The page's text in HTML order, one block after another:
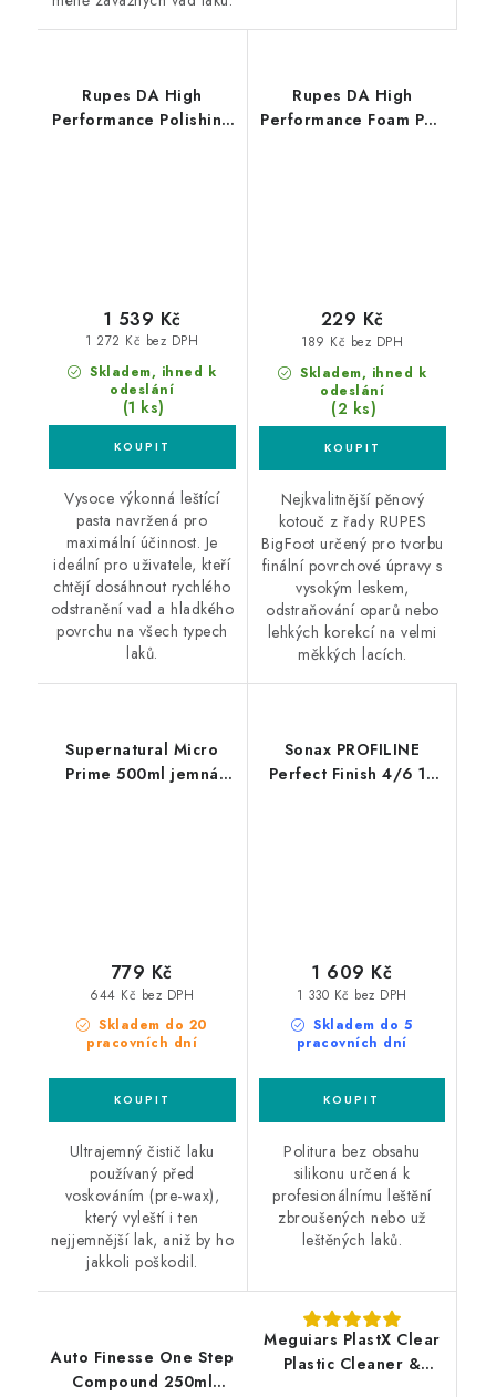
Rupes DA High
Performance Polishing
Skladem, ihned k
odeslání
(1 ks)
1 272 Kč bez DPH
1 539 Kč
Vysoce výkonná leštící
pasta navržená pro
maximální účinnost. Je
ideální pro uživatele, kteří
chtějí dosáhnout rychlého
odstranění vad a hladkého
povrchu na všech typech
laků.
Rupes DA High
Performance Foam Pad
Skladem, ihned k
odeslání
(2 ks)
189 Kč bez DPH
229 Kč
Nejkvalitnější pěnový
kotouč z řady RUPES
BigFoot určený pro tvorbu
finální povrchové úpravy s
vysokým leskem,
odstraňování oparů nebo
lehkých korekcí na velmi
měkkých lacích.
Supernatural Micro
Prime 500ml jemná
Skladem do 20
pracovních dní
644 Kč bez DPH
779 Kč
Ultrajemný čistič laku
používaný před
voskováním (pre-wax),
který vyleští i ten
nejjemnější lak, aniž by ho
jakkoli poškodil.
Sonax PROFILINE
Perfect Finish 4/6 1L
Skladem do 5
pracovních dní
1 330 Kč bez DPH
1 609 Kč
Politura bez obsahu
silikonu určená k
profesionálnímu leštění
zbroušených nebo už
leštěných laků.
Auto Finesse One Step
Compound 250ml
Meguiars PlastX Clear
Plastic Cleaner &